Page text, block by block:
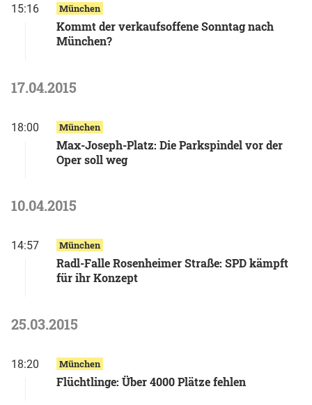
15:16 München
Kommt der verkaufsoffene Sonntag nach
München?
17.04.2015
18:00 München
Max-Joseph-Platz: Die Parkspindel vor der
Oper soll weg
10.04.2015
14:57 München
Radl-Falle Rosenheimer Straße: SPD kämpft
für ihr Konzept
25.03.2015
18:20 München
Flüchtlinge: Über 4000 Plätze fehlen